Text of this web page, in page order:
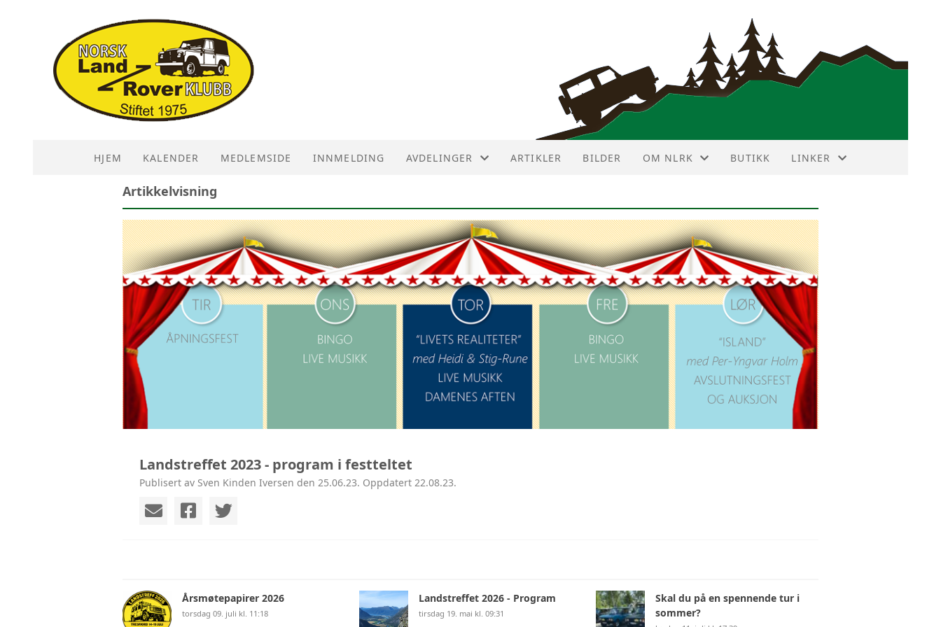
HJEM KALENDER MEDLEMSIDE INNMELDING AVDELINGER
AVD ØST
AVD NUMEDAL
AVD SØR
AVD ROGALAND
AVD HORDALAND
AVD NORD
ARTIKLER BILDER OM NLRK
HISTORIE
HOVEDSTYRET
KLUBBMERKE
4WD MEDLEMSBLAD
ADMINISTRASJON
OM NLRK
LANDSTREFF 2025
BUTIKK LINKER
NBF TERRAIN TOURING
LR FORUM
LR KLUBBER
LR FORHANDLER
LR TOPIX
LR DELEKATALOG
Artikkelvisning
Landstreffet 2023 - program i festteltet
Publisert av Sven Kinden Iversen den 25.06.23. Oppdatert 22.08.23.
Årsmøtepapirer 2026
torsdag 09. juli kl. 11:18
Landstreffet 2026 - Program
tirsdag 19. mai kl. 09:31
Skal du på en spennende tur i
sommer?